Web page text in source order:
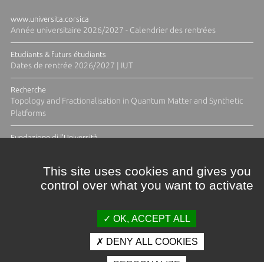
www.universita.corsica
Année universitaire 2026/2027 - Calendrier des rentrées
Etudiants & futurs étudiants
Dates de rentrée 2026/2027 | IUT
Recherche
Topology and Fractionalisation in Quantum Matter and Synthetic
Platforms
Fundazione di l'Università
Crédits et mentions légales
This site uses cookies and gives you
control over what you want to activate
OK, ACCEPT ALL
DENY ALL COOKIES